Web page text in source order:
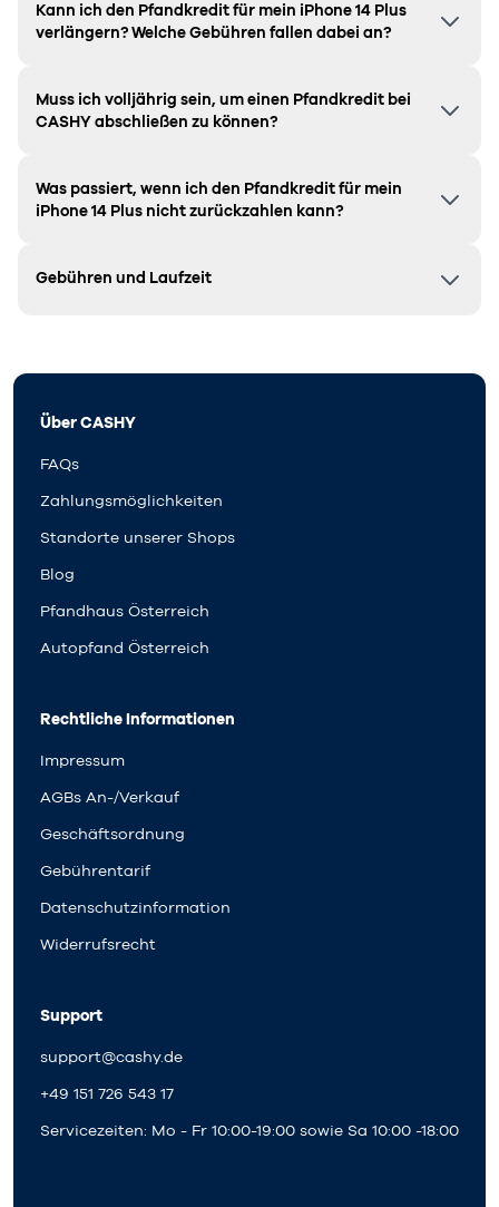
Kann ich den Pfandkredit für mein iPhone 14 Plus
verlängern? Welche Gebühren fallen dabei an?
Muss ich volljährig sein, um einen Pfandkredit bei
CASHY abschließen zu können?
Was passiert, wenn ich den Pfandkredit für mein
iPhone 14 Plus nicht zurückzahlen kann?
Gebühren und Laufzeit
Über CASHY
FAQs
Zahlungsmöglichkeiten
Standorte unserer Shops
Blog
Pfandhaus Österreich
Autopfand Österreich
Rechtliche Informationen
Impressum
AGBs An-/Verkauf
Geschäftsordnung
Gebührentarif
Datenschutzinformation
Widerrufsrecht
Support
support@cashy.de
+49 151 726 543 17
Servicezeiten: Mo - Fr 10:00-19:00 sowie Sa 10:00 -18:00